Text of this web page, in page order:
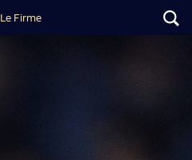
Le Firme